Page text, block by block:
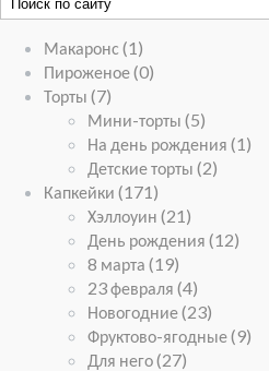
Макаронс(1)
Пироженое(0)
Торты (7)
Мини-торты (5)
На день рождения (1)
Детские торты (2)
Капкейки (171)
Хэллоуин (21)
День рождения (12)
8 марта (19)
23 февраля (4)
Новогодние(23)
Фруктово-ягодные(9)
Для него(27)